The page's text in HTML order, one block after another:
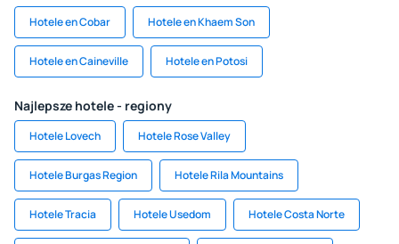
Hotele en Cobar Hotele en Khaem Son
Hotele en Caineville Hotele en Potosi
Najlepsze hotele - regiony
Hotele Lovech Hotele Rose Valley
Hotele Burgas Region Hotele Rila Mountains
Hotele Tracia Hotele Usedom Hotele Costa Norte